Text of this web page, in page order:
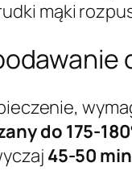
mąki
do 175-
45-50